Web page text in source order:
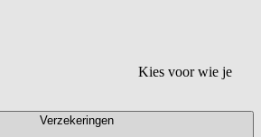
Kies voor wie je
Verzekeringen